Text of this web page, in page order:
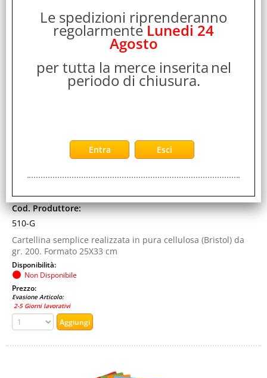
FRASCHINI BRISTOL CARTELLINE 3 LEMBI IN
CARTONCINO 250X330MM COL. GIALLO CONF 25 Pz.
Cod. EAN:
8400500031221
Cod. Produttore:
510-G
Cartellina semplice realizzata in pura cellulosa (Bristol) da
gr. 200. Formato 25X33 cm
Disponibilità:
Non Disponibile
Prezzo:
Evasione Articolo:
2-5 Giorni lavorativi
Le spedizioni riprenderanno
regolarmente Lunedi 24
Agosto
per tutta la merce inserita nel
periodo di chiusura.